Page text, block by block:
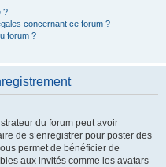
?
concernant ce forum ?
forum ?
du forum peut avoir
de s’enregistrer pour poster des
permet de bénéficier de
aux invités comme les avatars